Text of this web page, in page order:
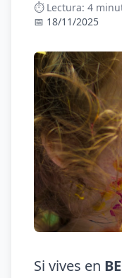
⏱️ Lectura: 4
📅 18/11/2025
Si vives en